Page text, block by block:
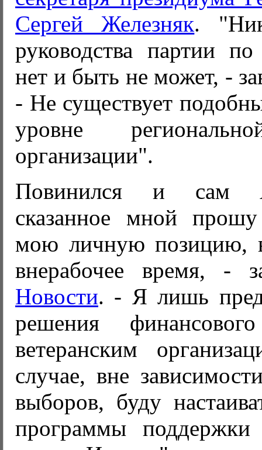
Сергей Железняк.
руководства партии
нет и быть не может, -
- Не существует
уровне
организации".
Повинился и сам
сказанное мной
мою личную позицию,
внерабочее время, -
Новости. - Я лишь
решения
ветеранским
случае, вне
выборов, буду
программы поддержки